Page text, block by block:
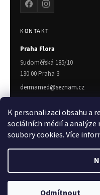
K personalizaci obsahu a
sociálních médií a
soubory cookies. Více
KONTAKT
Praha Flora
Sudoměřská 185/10
130 00 Praha 3
dermamed@seznam.cz
775 719 672
Zlín
Třída T. Bati 7023
760 01 Zlín
Copyright 2026